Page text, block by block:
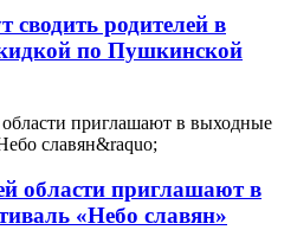
сводить родителей в
по Пушкинской
области приглашают в
«Небо славян»